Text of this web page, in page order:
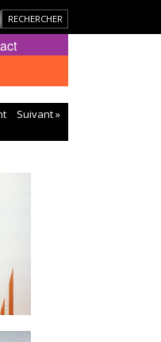
Suivant »